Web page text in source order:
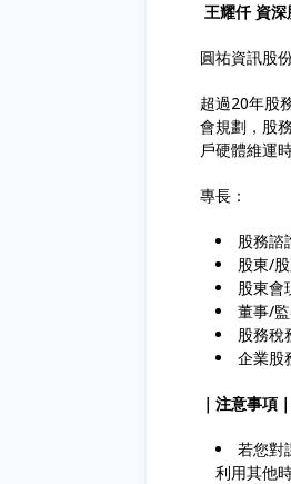
王耀仟 資
圓祐資訊股
超過20年股
會規劃，股
戶硬體維運
專長：
股務諮
股東/
股東會
董事/
股務稅
企業股
｜注意事項｜
若您對
利用其他